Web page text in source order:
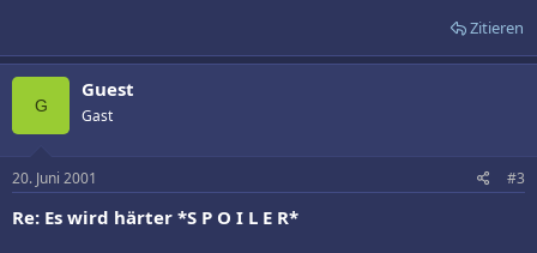
Zitieren
G
Guest
Gast
20. Juni 2001 #3
Re: Es wird härter *S P O I L E R*